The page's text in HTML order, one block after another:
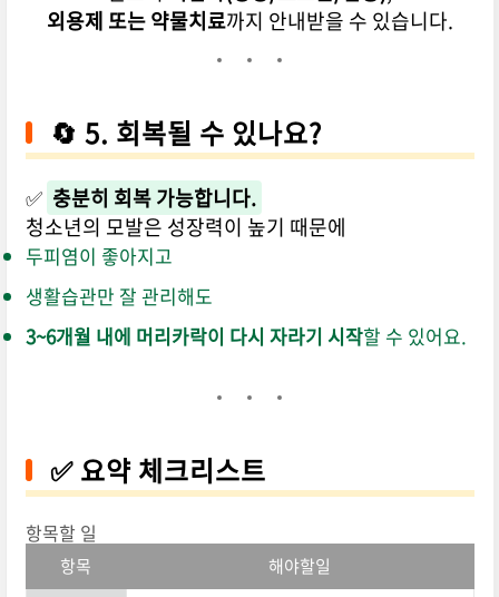
외용제 또는 약물치료까지 안내받을 수 있습니다.
🔄 5. 회복될 수 있나요?
✅ 충분히 회복 가능합니다.
청소년의 모발은 성장력이 높기 때문에
두피염이 좋아지고
생활습관만 잘 관리해도
3~6개월 내에 머리카락이 다시 자라기 시작할 수 있어요.
✅ 요약 체크리스트
항목할 일
항목
해야할일